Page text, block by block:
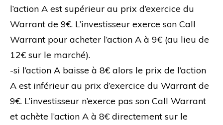
l’action A est supérieur au prix d’exercice du
Warrant de 9€. L’investisseur exerce son Call
Warrant pour acheter l’action A à 9€ (au lieu de
12€ sur le marché).
-si l’action A baisse à 8€ alors le prix de l’action
A est inférieur au prix d’exercice du Warrant de
9€. L’investisseur n’exerce pas son Call Warrant
et achète l’action A à 8€ directement sur le